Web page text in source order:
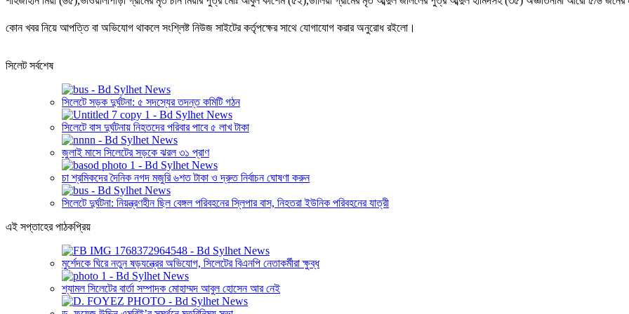
কোন খবর নিয়ে আপত্তি বা অভিযোগ থাকলে সংশ্লিষ্ট নিউজ সাইটের কর্তৃপক্ষের সাথে যোগাযোগ করার অনুরোধ রইলো।
সিলেট সর্বশেষ
সিলেটে সড়ক দুর্ঘটনা: ৫ সদস্যের তদন্ত কমিটি গঠন
সিলেটে বাস দুর্ঘটনায় নিহতদের পরিবার পাবে ৫ লাখ টাকা
জুলাই মাসে সিলেটের সড়কে ঝরল ৩১ প্রাণ
চা শ্রমিকদের দৈনিক নগদ মজুরি ৬শত টাকা ও দ্রুত নির্বাচন ঘোষণা করুন
সিলেটে দুর্ঘটনা: নিয়ন্ত্রণহীন ছিল বেঙ্গল পরিবহনের স্লিপার বাস, নিহতরা ইউনিক পরিবহনের যাত্রী
এই সপ্তাহের পাঠকপ্রিয়
মুর্শেদকে ঘিরে নতুন ষড়যন্ত্রের অভিযোগ, সিলেটের বিএনপি নেতাকর্মীরা ক্ষুব্ধ
শ্যামল সিলেটের বার্তা সম্পাদক মোহাম্মদ আবুল হোসেন আর নেই